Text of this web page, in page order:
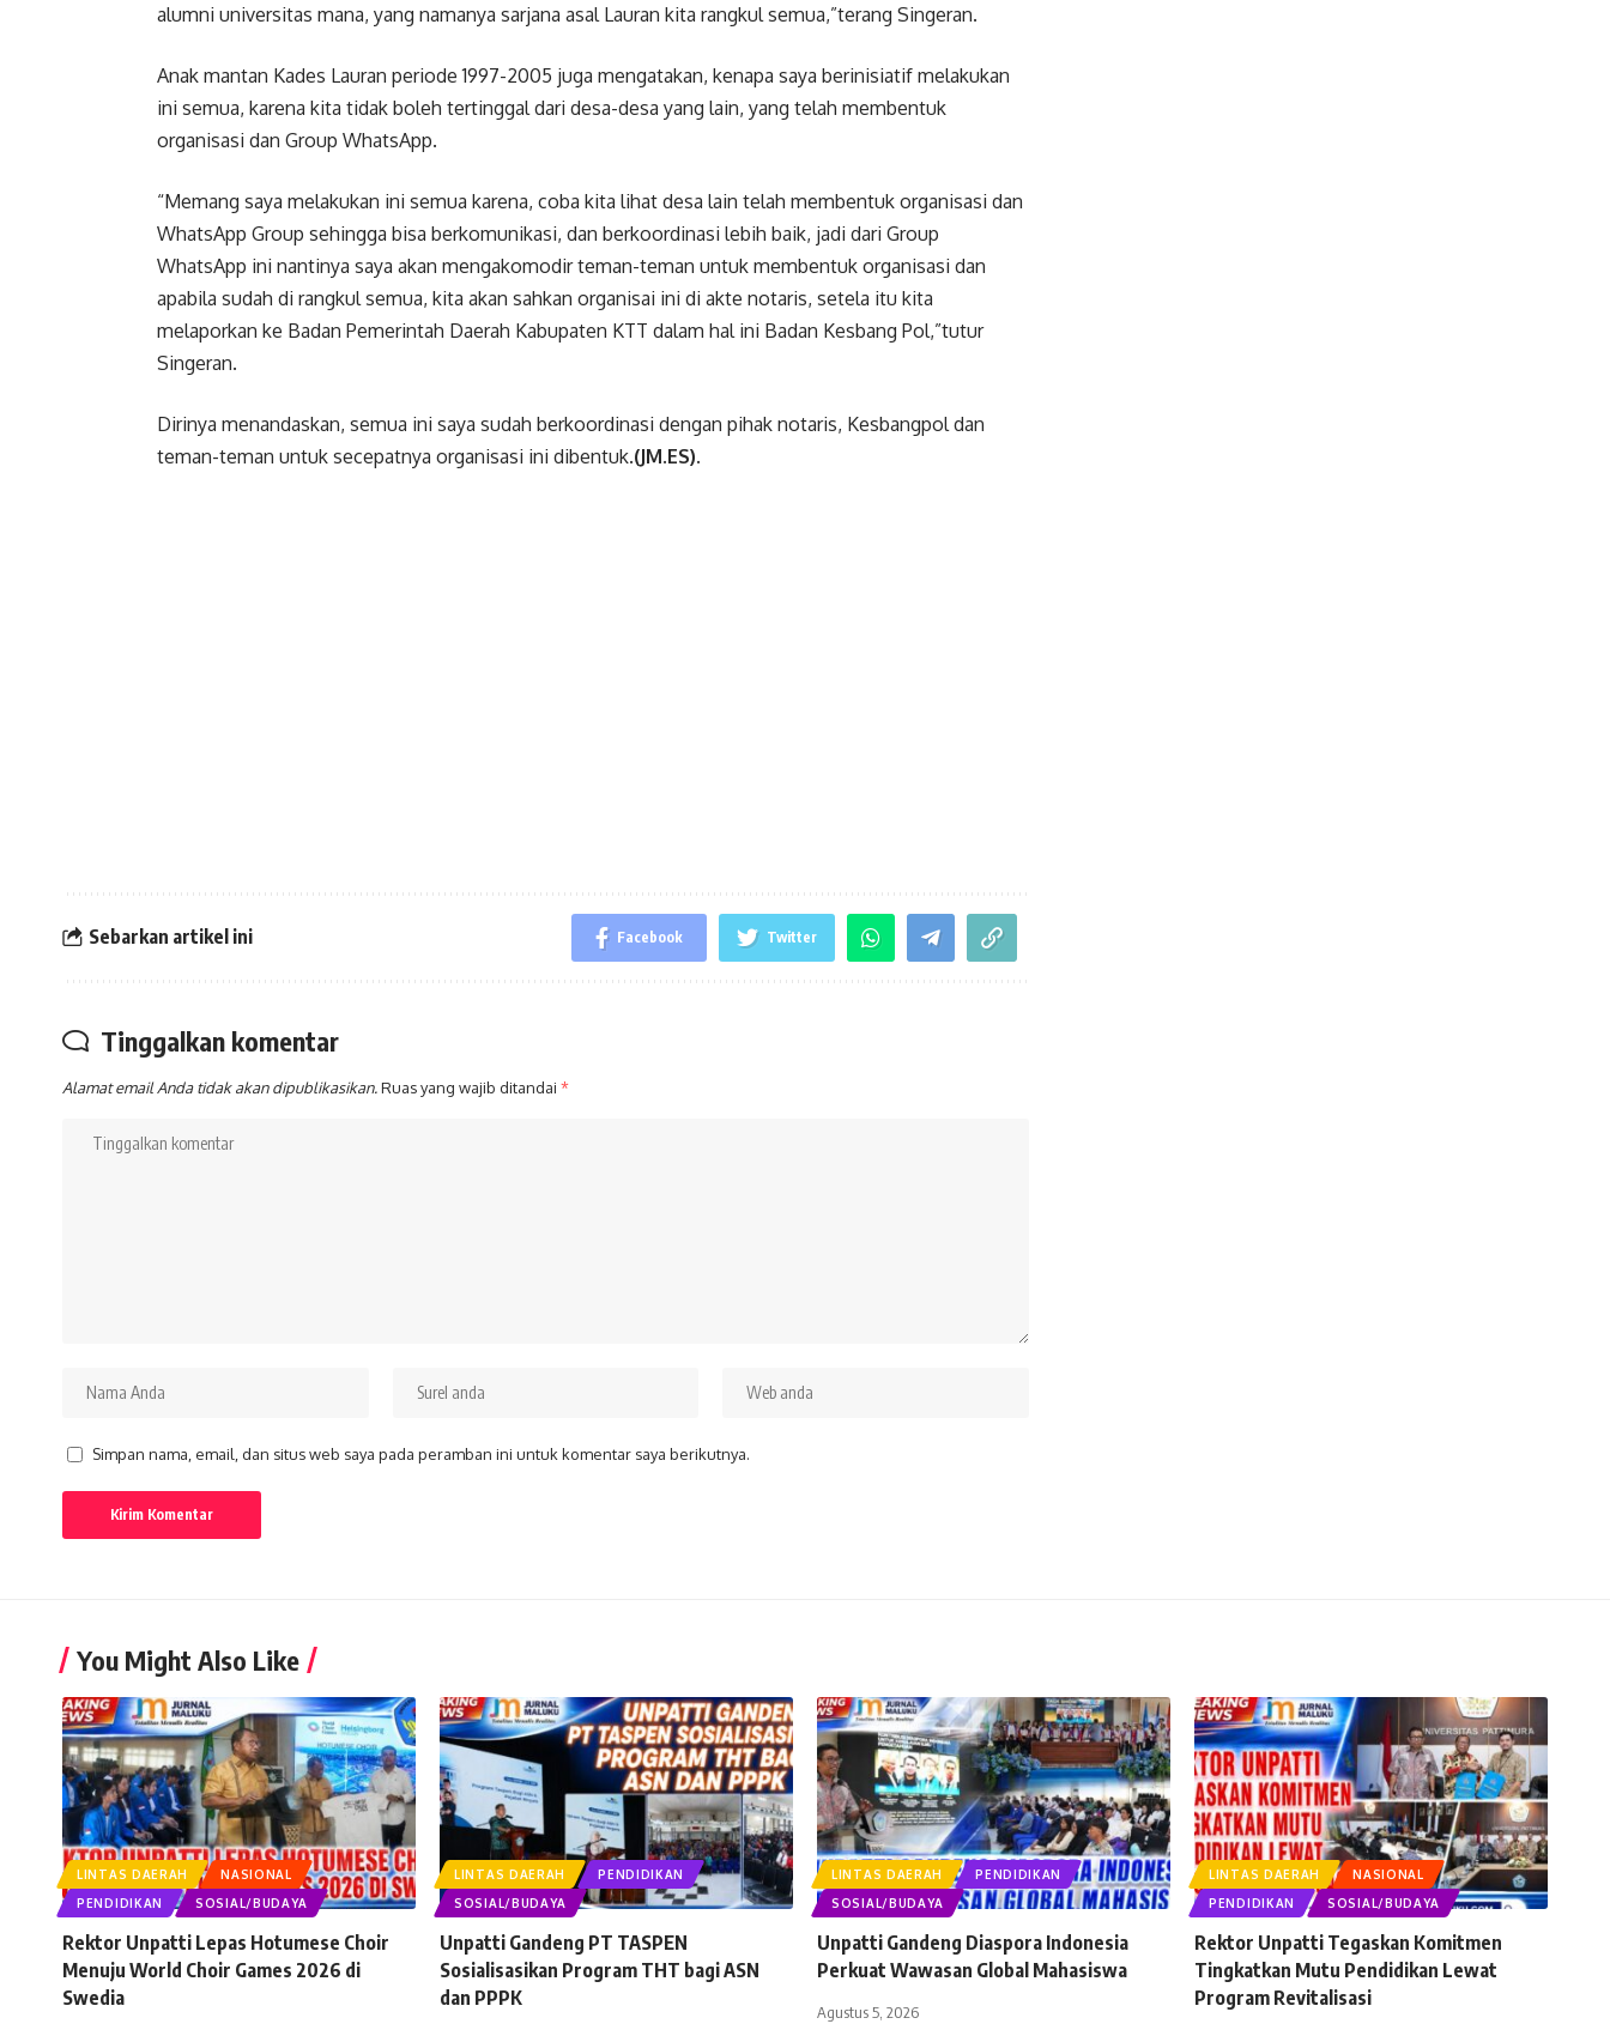
alumni universitas mana, yang namanya sarjana asal Lauran kita rangkul semua,”terang Singeran.
Anak mantan Kades Lauran periode 1997-2005 juga mengatakan, kenapa saya berinisiatif melakukan
ini semua, karena kita tidak boleh tertinggal dari desa-desa yang lain, yang telah membentuk
organisasi dan Group WhatsApp.
“Memang saya melakukan ini semua karena, coba kita lihat desa lain telah membentuk organisasi dan
WhatsApp Group sehingga bisa berkomunikasi, dan berkoordinasi lebih baik, jadi dari Group
WhatsApp ini nantinya saya akan mengakomodir teman-teman untuk membentuk organisasi dan
apabila sudah di rangkul semua, kita akan sahkan organisai ini di akte notaris, setela itu kita
melaporkan ke Badan Pemerintah Daerah Kabupaten KTT dalam hal ini Badan Kesbang Pol,”tutur
Singeran.
Dirinya menandaskan, semua ini saya sudah berkoordinasi dengan pihak notaris, Kesbangpol dan
teman-teman untuk secepatnya organisasi ini dibentuk.(JM.ES).
Sebarkan artikel ini Facebook Twitter
Tinggalkan komentar
Alamat email Anda tidak akan dipublikasikan.Ruas yang wajib ditandai *
Simpan nama, email, dan situs web saya pada peramban ini untuk komentar saya berikutnya.
You Might Also Like
LINTAS DAERAH
NASIONAL
PENDIDIKAN
SOSIAL/BUDAYA
Rektor Unpatti Lepas Hotumese Choir
Menuju World Choir Games 2026 di
Swedia
LINTAS DAERAH
PENDIDIKAN
SOSIAL/BUDAYA
Unpatti Gandeng PT TASPEN
Sosialisasikan Program THT bagi ASN
dan PPPK
LINTAS DAERAH
PENDIDIKAN
SOSIAL/BUDAYA
Unpatti Gandeng Diaspora Indonesia
Perkuat Wawasan Global Mahasiswa
Agustus 5, 2026
LINTAS DAERAH
NASIONAL
PENDIDIKAN
SOSIAL/BUDAYA
Rektor Unpatti Tegaskan Komitmen
Tingkatkan Mutu Pendidikan Lewat
Program Revitalisasi